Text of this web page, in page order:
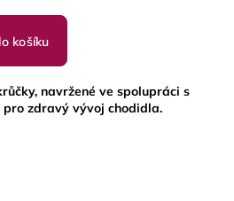
košíku
navržené ve spolupráci s
zdravý vývoj chodidla.